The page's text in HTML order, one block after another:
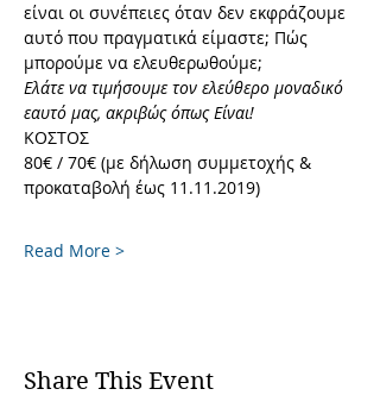
είναι οι συνέπειες όταν δεν εκφράζουμε
αυτό που πραγματικά είμαστε; Πώς
μπορούμε να ελευθερωθούμε;
Ελάτε να τιμήσουμε τον ελεύθερο μοναδικό
εαυτό μας, ακριβώς όπως Είναι!
ΚΟΣΤΟΣ
80€ / 70€ (με δήλωση συμμετοχής &
προκαταβολή έως 11.11.2019)
Read More >
Share This Event